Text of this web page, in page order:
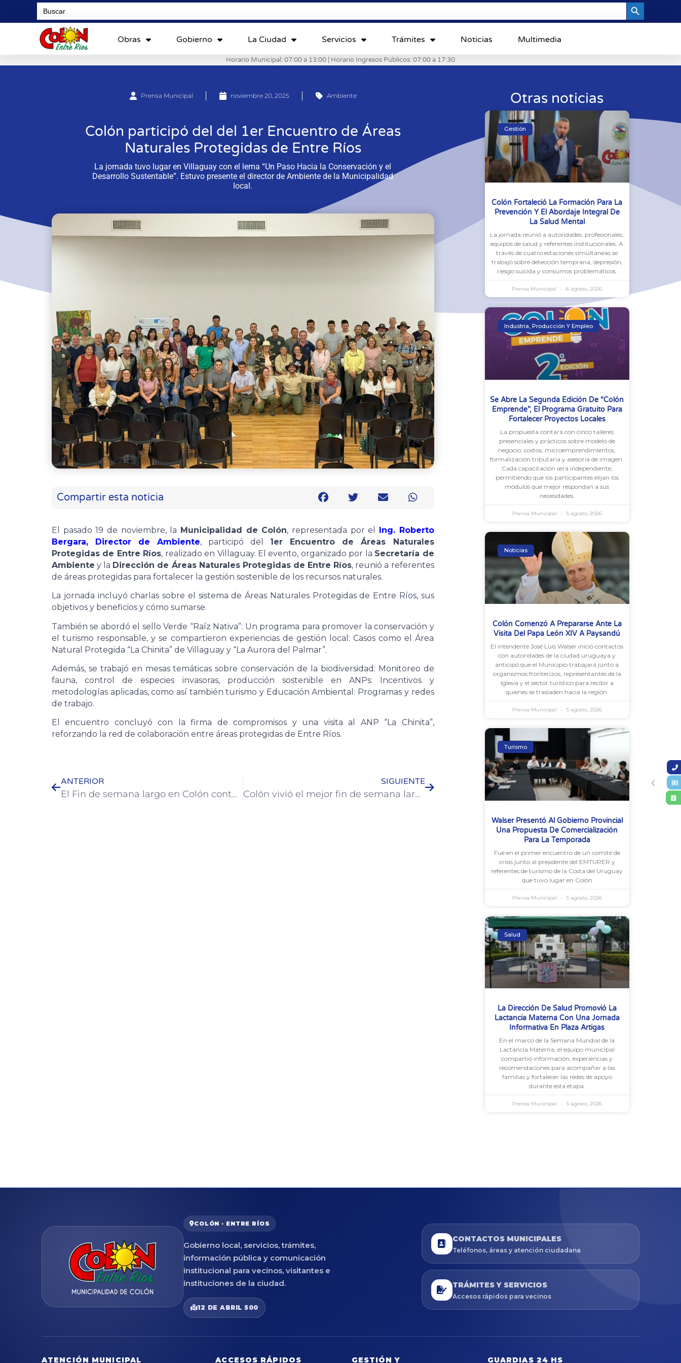
Search
for:
Obras Gobierno La Ciudad Servicios Trámites Noticias Multimedia
Horario Municipal: 07:00 a 13:00 | Horario Ingresos Públicos: 07:00 a 17:30
Prensa Municipal noviembre 20, 2025 Ambiente
Colón participó del del 1er Encuentro de Áreas
Naturales Protegidas de Entre Ríos
La jornada tuvo lugar en Villaguay con el lema “Un Paso Hacia la Conservación y el
Desarrollo Sustentable”. Estuvo presente el director de Ambiente de la Municipalidad
local.
Compartir esta noticia
El pasado 19 de noviembre, la Municipalidad de Colón, representada por el Ing. Roberto
Bergara, Director de Ambiente, participó del 1er Encuentro de Áreas Naturales
Protegidas de Entre Ríos, realizado en Villaguay. El evento, organizado por la Secretaría de
Ambiente y la Dirección de Áreas Naturales Protegidas de Entre Ríos, reunió a referentes
de áreas protegidas para fortalecer la gestión sostenible de los recursos naturales.
La jornada incluyó charlas sobre el sistema de Áreas Naturales Protegidas de Entre Ríos, sus
objetivos y beneficios y cómo sumarse.
También se abordó el sello Verde “Raíz Nativa”: Un programa para promover la conservación y
el turismo responsable, y se compartieron experiencias de gestión local: Casos como el Área
Natural Protegida “La Chinita” de Villaguay y “La Aurora del Palmar”.
Además, se trabajó en mesas temáticas sobre conservación de la biodiversidad: Monitoreo de
fauna, control de especies invasoras, producción sostenible en ANPs: Incentivos y
metodologías aplicadas, como así también turismo y Educación Ambiental: Programas y redes
de trabajo.
El encuentro concluyó con la firma de compromisos y una visita al ANP “La Chinita”,
reforzando la red de colaboración entre áreas protegidas de Entre Ríos.
ANTERIOR
El Fin de semana largo en Colón contará con actividades para todos
SIGUIENTE
Colón vivió el mejor fin de semana largo del año
Otras noticias
Gestión
Colón Fortaleció La Formación Para La
Prevención Y El Abordaje Integral De
La Salud Mental
La jornada reunió a autoridades, profesionales,
equipos de salud y referentes institucionales. A
través de cuatro estaciones simultáneas se
trabajó sobre detección temprana, depresión,
riesgo suicida y consumos problemáticos.
Prensa Municipal 6 agosto, 2026
Industria, Producción Y Empleo
Se Abre La Segunda Edición De “Colón
Emprende”, El Programa Gratuito Para
Fortalecer Proyectos Locales
La propuesta contará con cinco talleres
presenciales y prácticos sobre modelo de
negocio, costos, microemprendimientos,
formalización tributaria y asesoría de imagen.
Cada capacitación será independiente,
permitiendo que los participantes elijan los
módulos que mejor respondan a sus
necesidades.
Prensa Municipal 5 agosto, 2026
Noticias
Colón Comenzó A Prepararse Ante La
Visita Del Papa León XIV A Paysandú
El intendente José Luis Walser inició contactos
con autoridades de la ciudad uruguaya y
anticipó que el Municipio trabajará junto a
organismos fronterizos, representantes de la
Iglesia y el sector turístico para recibir a
quienes se trasladen hacia la región.
Prensa Municipal 5 agosto, 2026
Turismo
Walser Presentó Al Gobierno Provincial
Una Propuesta De Comercialización
Para La Temporada
Fue en el primer encuentro de un comité de
crisis junto al presidente del EMTURER y
referentes de turismo de la Costa del Uruguay
que tuvo lugar en Colón
Prensa Municipal 5 agosto, 2026
Salud
La Dirección De Salud Promovió La
Lactancia Materna Con Una Jornada
Informativa En Plaza Artigas
En el marco de la Semana Mundial de la
Lactancia Materna, el equipo municipal
compartió información, experiencias y
recomendaciones para acompañar a las
familias y fortalecer las redes de apoyo
durante esta etapa.
Prensa Municipal 5 agosto, 2026
COLÓN · ENTRE RÍOS
Gobierno local, servicios, trámites,
información pública y comunicación
institucional para vecinos, visitantes e
instituciones de la ciudad.
12 DE ABRIL 500
CONTACTOS MUNICIPALES
Teléfonos, áreas y atención ciudadana
TRÁMITES Y SERVICIOS
Accesos rápidos para vecinos
ATENCIÓN MUNICIPAL ACCESOS RÁPIDOS GESTIÓN Y GUARDIAS 24 HS